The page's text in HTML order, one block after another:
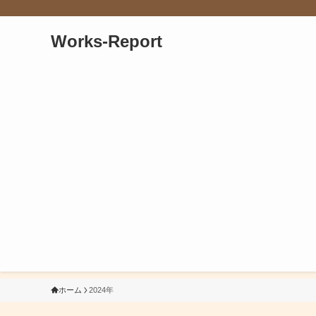
Works-Report
ホーム 2024年